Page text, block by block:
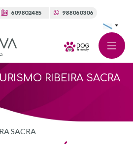
609802485 988060306
RIBEIRA SACRA
SACRA